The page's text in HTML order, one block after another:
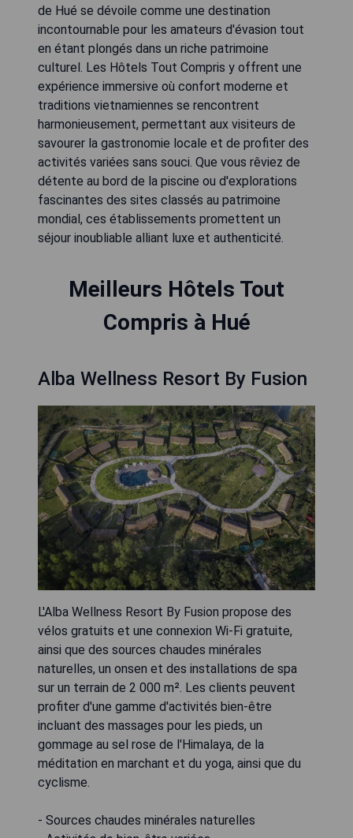
de Hué se dévoile comme une destination
incontournable pour les amateurs d'évasion tout
en étant plongés dans un riche patrimoine
culturel. Les Hôtels Tout Compris y offrent une
expérience immersive où confort moderne et
traditions vietnamiennes se rencontrent
harmonieusement, permettant aux visiteurs de
savourer la gastronomie locale et de profiter des
activités variées sans souci. Que vous rêviez de
détente au bord de la piscine ou d'explorations
fascinantes des sites classés au patrimoine
mondial, ces établissements promettent un
séjour inoubliable alliant luxe et authenticité.
Meilleurs Hôtels Tout
Compris à Hué
Alba Wellness Resort By Fusion
L'Alba Wellness Resort By Fusion propose des
vélos gratuits et une connexion Wi-Fi gratuite,
ainsi que des sources chaudes minérales
naturelles, un onsen et des installations de spa
sur un terrain de 2 000 m². Les clients peuvent
profiter d'une gamme d'activités bien-être
incluant des massages pour les pieds, un
gommage au sel rose de l'Himalaya, de la
méditation en marchant et du yoga, ainsi que du
cyclisme.
- Sources chaudes minérales naturelles